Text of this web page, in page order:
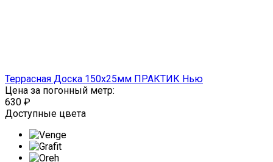
Террасная Доска 150х25мм ПРАКТИК Нью
Цена за погонный метр:
630 ₽
Доступные цвета